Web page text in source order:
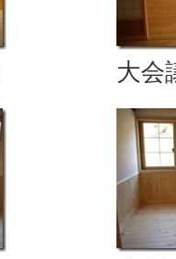
大会